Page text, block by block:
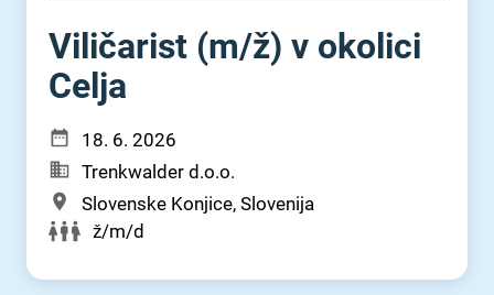
Viličarist (m⁠/⁠ž) v okolici
Celja
18. 6. 2026
Trenkwalder d.o.o.
Slovenske Konjice, Slovenija
ž/m/d